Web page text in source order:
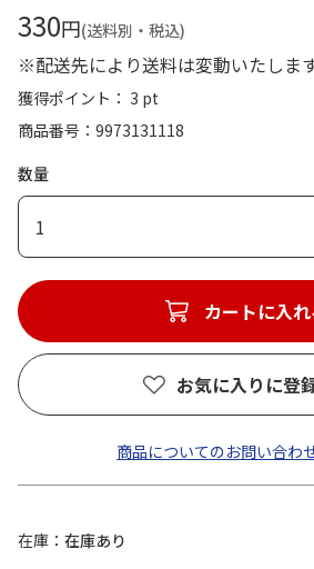
330円(送料別・税込)
※配送先により送料は変動いたします
獲得ポイント： 3 pt
商品番号
9973131118
数量
1
カートに入れ
お気に入りに登
商品についてのお問い合わ
在庫 在庫あり